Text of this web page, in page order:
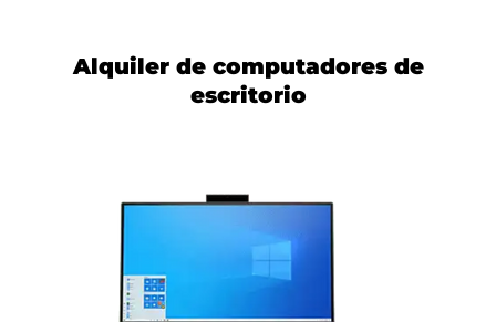
Alquiler de computadores de
escritorio